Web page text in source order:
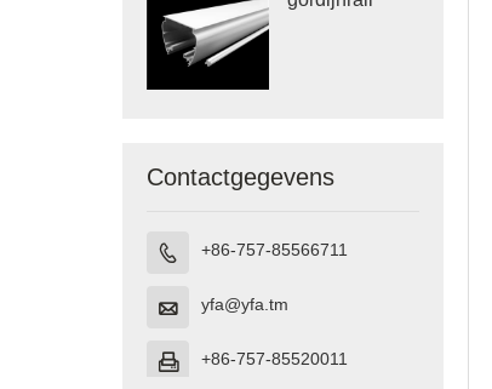
Contactgegevens
 +86-757-85566711
 yfa@yfa.tm
 +86-757-85520011